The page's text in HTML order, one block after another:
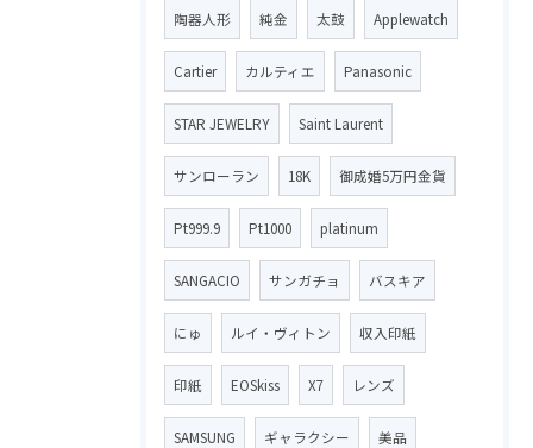
陶器人形 純金 太鼓 Applewatch
Cartier カルティエ Panasonic
STAR JEWELRY Saint Laurent
サンローラン 18K 御成婚5万円金貨
Pt999.9 Pt1000 platinum
SANGACIO サンガチョ バスキア
にゅ ルイ・ヴィトン 収入印紙
印紙 EOSkiss X7 レンズ
SAMSUNG ギャラクシー 美品